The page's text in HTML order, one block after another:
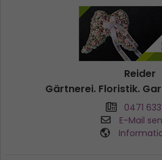
Reider
Gärtnerei. Floristik.
0471
E-Mail